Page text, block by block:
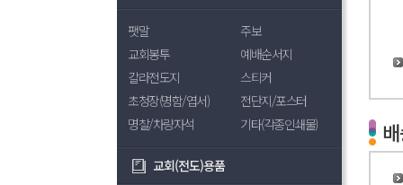
팻말
주보
교회봉투
예배순서지
칼라전도지
스티커
초청장(명함/엽서)
전단지/포스터
명찰/차량자석
기타(각종인쇄물)
교회(전도)용품